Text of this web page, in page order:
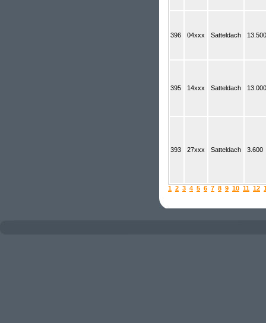
396 04xxx Satteldach 13.500
395 14xxx Satteldach 13.000
393 27xxx Satteldach 3.600
1 2 3 4 5 6 7 8 9 10 11 12